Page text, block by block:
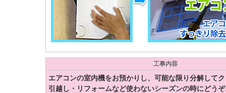
工事内容
エアコンの室内機をお預かりし、可能な限り分解して
引越し・リフォームなど使わないシーズンの時にどう